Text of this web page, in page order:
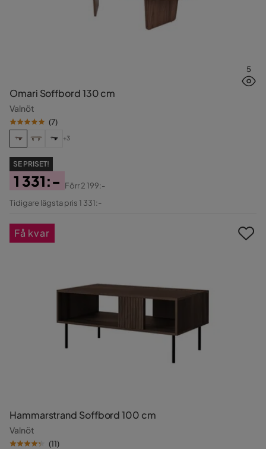
5
Omari Soffbord 130 cm
Valnöt
(7)
+3
SE PRISET!
Pris
1 331:-
Original
Förr2 199:-
Tidigare lägsta pris 1 331:-
Hammarstrand Soffbord 100 cm
Valnöt
(11)
Få kvar